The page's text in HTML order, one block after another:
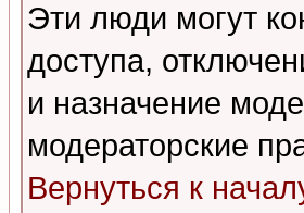
Эти люди могут
доступа,
и назначение
модераторские
Вернуться к